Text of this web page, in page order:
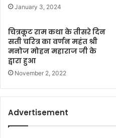
January 3, 2024
चित्रकूट राम कथा के तीसरे दिन
सती चरित्र का वर्णन महंत श्री
मनोज मोहन महाराज जी के
द्वारा हुआ
November 2, 2022
Advertisement